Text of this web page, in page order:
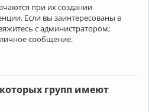
при их создании
Если вы заинтересованы в
с администратором;
сообщение.
групп имеют